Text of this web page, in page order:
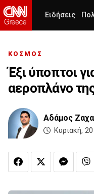
Ειδήσεις
ΚΟΣΜΟΣ
Έξι ύποπτοι
αεροπλάνο
Αδάμος
Κυριακή,